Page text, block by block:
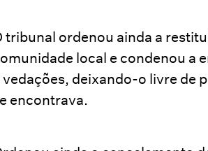
tribunal ordenou ainda a
local e condenou a
vedações, deixando-o livre de
encontrava.